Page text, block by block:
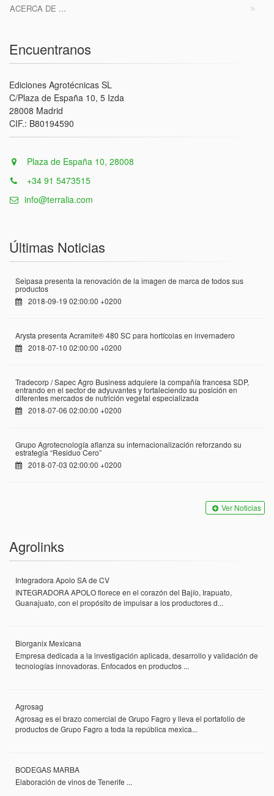
ACERCA DE ...
Encuentranos
Ediciones Agrotécnicas SL
C/Plaza de España 10, 5 Izda
28008 Madrid
CIF.: B80194590
Plaza de España 10, 28008
+34 91 5473515
info@terralia.com
Últimas Noticias
Seipasa presenta la renovación de la imagen de marca de todos sus
productos
2018-09-19 02:00:00 +0200
Arysta presenta Acramite® 480 SC para hortícolas en invernadero
2018-07-10 02:00:00 +0200
Tradecorp / Sapec Agro Business adquiere la compañía francesa SDP,
entrando en el sector de adyuvantes y fortaleciendo su posición en
diferentes mercados de nutrición vegetal especializada
2018-07-06 02:00:00 +0200
Grupo Agrotecnología afianza su internacionalización reforzando su
estrategia “Residuo Cero”
2018-07-03 02:00:00 +0200
Ver Noticias
Agrolinks
Integradora Apolo SA de CV
INTEGRADORA APOLO florece en el corazón del Bajío, Irapuato,
Guanajuato, con el propósito de impulsar a los productores d...
Biorganix Mexicana
Empresa dedicada a la investigación aplicada, desarrollo y validación de
tecnologías innovadoras. Enfocados en productos ...
Agrosag
Agrosag es el brazo comercial de Grupo Fagro y lleva el portafolio de
productos de Grupo Fagro a toda la república mexica...
BODEGAS MARBA
Elaboración de vinos de Tenerife ...